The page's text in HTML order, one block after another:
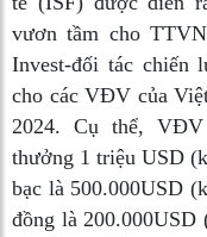
vươn tầm cho
Invest-đối tác chiến
cho các VĐV của
2024. Cụ thể,
thưởng 1 triệu USD
bạc là 500.000USD
đồng là